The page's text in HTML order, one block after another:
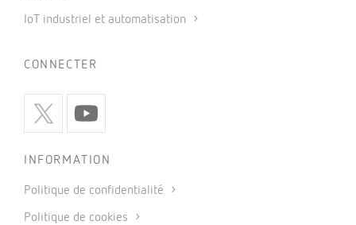
IoT industriel et automatisation
CONNECTER
INFORMATION
Politique de confidentialité
Politique de cookies